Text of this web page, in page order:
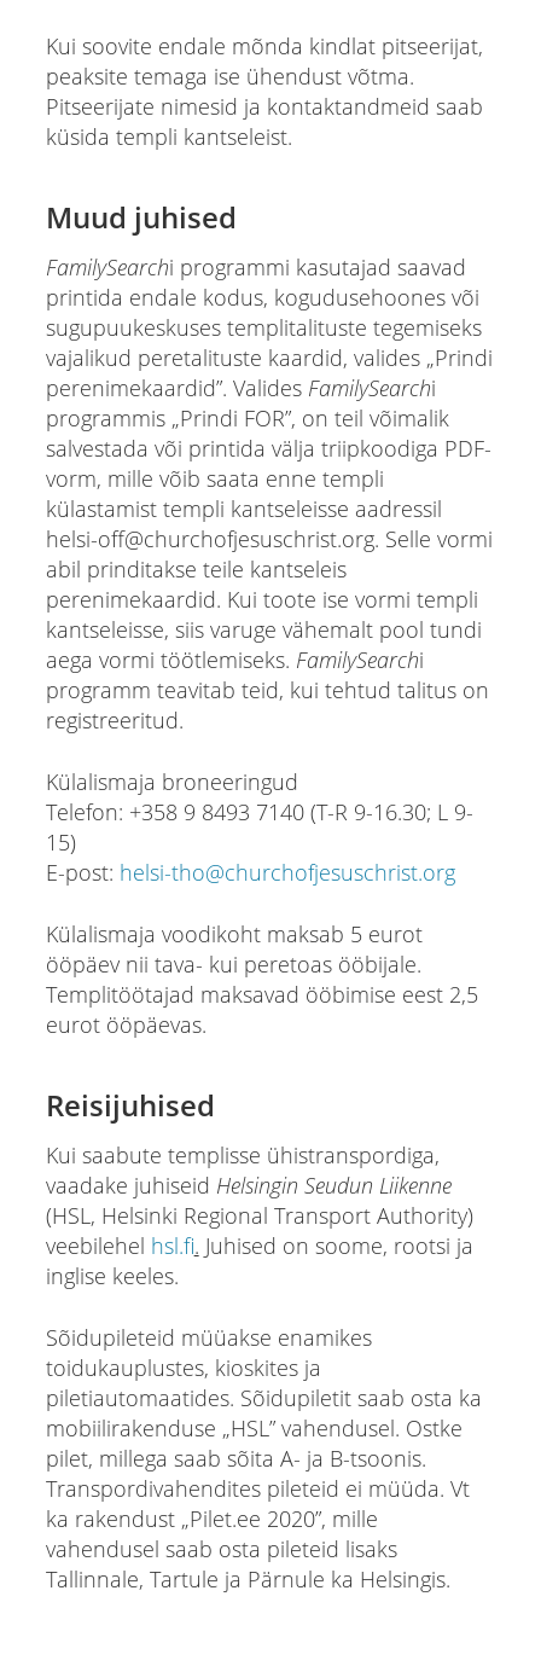
Kui soovite endale mõnda kindlat pitseerijat,
peaksite temaga ise ühendust võtma.
Pitseerijate nimesid ja kontaktandmeid saab
küsida templi kantseleist.
Muud juhised
FamilySearchi programmi kasutajad saavad
printida endale kodus, kogudusehoones või
sugupuukeskuses templitalituste tegemiseks
vajalikud peretalituste kaardid, valides „Prindi
perenimekaardid”. Valides FamilySearchi
programmis „Prindi FOR”, on teil võimalik
salvestada või printida välja triipkoodiga PDF-
vorm, mille võib saata enne templi
külastamist templi kantseleisse aadressil
helsi-off@churchofjesuschrist.org. Selle vormi
abil prinditakse teile kantseleis
perenimekaardid. Kui toote ise vormi templi
kantseleisse, siis varuge vähemalt pool tundi
aega vormi töötlemiseks. FamilySearchi
programm teavitab teid, kui tehtud talitus on
registreeritud.
Külalismaja broneeringud
Telefon: +358 9 8493 7140 (T-R 9-16.30; L 9-
15)
E-post: helsi-tho@churchofjesuschrist.org
Külalismaja voodikoht maksab 5 eurot
ööpäev nii tava- kui peretoas ööbijale.
Templitöötajad maksavad ööbimise eest 2,5
eurot ööpäevas.
Reisijuhised
Kui saabute templisse ühistranspordiga,
vaadake juhiseid Helsingin Seudun Liikenne
(HSL, Helsinki Regional Transport Authority)
veebilehel hsl.fi. Juhised on soome, rootsi ja
inglise keeles.
Sõidupileteid müüakse enamikes
toidukauplustes, kioskites ja
piletiautomaatides. Sõidupiletit saab osta ka
mobiilirakenduse „HSL” vahendusel. Ostke
pilet, millega saab sõita A- ja B-tsoonis.
Transpordivahendites pileteid ei müüda. Vt
ka rakendust „Pilet.ee 2020”, mille
vahendusel saab osta pileteid lisaks
Tallinnale, Tartule ja Pärnule ka Helsingis.